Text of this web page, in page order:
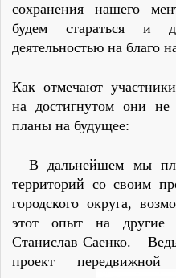
сохранения нашего
будем стараться и
деятельностью на благо
Как отмечают
на достигнутом они
планы на будущее:
– В дальнейшем мы
территорий со своим
городского округа,
этот опыт на другие
Станислав Саенко. –
проект передвижной